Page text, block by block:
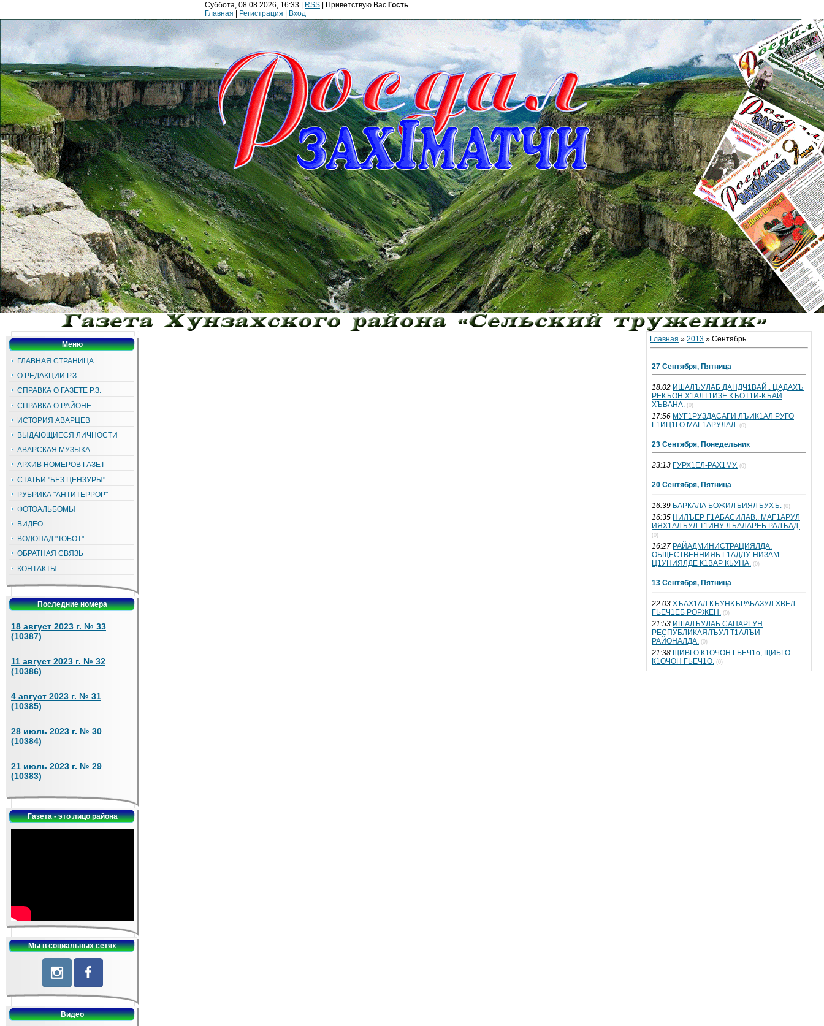
Суббота, 08.08.2026, 16:33 | RSS Приветствую Вас Гость
Главная
Регистрация Вход
Меню
ГЛАВНАЯ СТРАНИЦА
О РЕДАКЦИИ Р.З.
СПРАВКА О ГАЗЕТЕ Р.З.
СПРАВКА О РАЙОНЕ
ИСТОРИЯ АВАРЦЕВ
ВЫДАЮЩИЕСЯ ЛИЧНОСТИ
АВАРСКАЯ МУЗЫКА
АРХИВ НОМЕРОВ ГАЗЕТ
СТАТЬИ "БЕЗ ЦЕНЗУРЫ"
РУБРИКА "АНТИТЕРРОР"
ФОТОАЛЬБОМЫ
ВИДЕО
ВОДОПАД "ТОБОТ"
ОБРАТНАЯ СВЯЗЬ
КОНТАКТЫ
Последние номера
18 август 2023 г. № 33
(10387)
11 август 2023 г. № 32
(10386)
4 август 2023 г. № 31
(10385)
28 июль 2023 г. № 30
(10384)
21 июль 2023 г. № 29
(10383)
Газета - это лицо района
Мы в социальных сетях
Видео
Главная » 2013 » Сентябрь
27 Сентября, Пятница
18:02 ИШАЛЪУЛАБ ДАНДЧ1ВАЙ.. ЦАДАХЪ
РЕКЪОН Х1АЛТ1ИЗЕ КЪОТ1И-КЪАЙ
ХЪВАНА. (0)
17:56 МУГ1РУЗДАСАГИ ЛЪИК1АЛ РУГО
Г1ИЦ1ГО МАГ1АРУЛАЛ. (0)
23 Сентября, Понедельник
23:13 ГУРХ1ЕЛ-РАХ1МУ. (0)
20 Сентября, Пятница
16:39 БАРКАЛА БОЖИЛЪИЯЛЪУХЪ. (0)
16:35 НИЛЪЕР Г1АБАСИЛАВ.. МАГ1АРУЛ
ИЯХ1АЛЪУЛ Т1ИНУ ЛЪАЛАРЕБ РАЛЪАД.
(0)
16:27 РАЙАДМИНИСТРАЦИЯЛДА.
ОБЩЕСТВЕННИЯБ Г1АДЛУ-НИЗАМ
Ц1УНИЯЛДЕ К1ВАР КЬУНА. (0)
13 Сентября, Пятница
22:03 ХЪАХ1АЛ КЪУНКЪРАБАЗУЛ ХВЕЛ
ГЬЕЧ1ЕБ РОРЖЕН. (0)
21:53 ИШАЛЪУЛАБ САПАРГУН
РЕСПУБЛИКАЯЛЪУЛ Т1АЛЪИ
РАЙОНАЛДА. (0)
21:38 ЩИВГО К1ОЧОН ГЬЕЧ1о, ЩИБГО
К1ОЧОН ГЬЕЧ1О. (0)